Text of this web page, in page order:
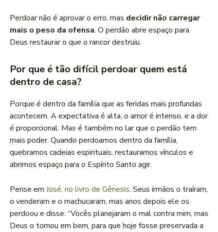
Perdoar não é aprovar o erro, mas decidir não carregar
mais o peso da ofensa. O perdão abre espaço para
Deus restaurar o que o rancor destruiu.
Por que é tão difícil perdoar quem está
dentro de casa?
Porque é dentro da família que as feridas mais profundas
acontecem. A expectativa é alta, o amor é intenso, e a dor
é proporcional. Mas é também no lar que o perdão tem
mais poder. Quando perdoamos dentro da família,
quebramos cadeias espirituais, restauramos vínculos e
abrimos espaço para o Espírito Santo agir.
Pense em José, no livro de Gênesis. Seus irmãos o traíram,
o venderam e o machucaram, mas anos depois ele os
perdoou e disse: “Vocês planejaram o mal contra mim, mas
Deus o tornou em bem, para que hoje fosse preservada a